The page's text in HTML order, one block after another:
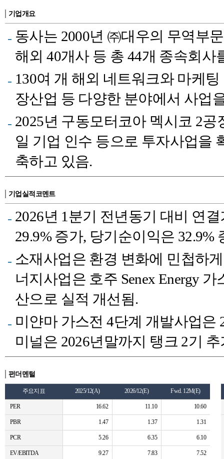
기업개요
동사는 2000년 ㈜대우의 무역부
해외 40개사 등 총 44개 종속회
130여 개 해외 네트워크와 마케
장산업 등 다양한 분야에서 사업
2025년 구동모터코아 멕시코 2
일 기업 인수 등으로 투자사업을
축하고 있음.
기업실적코멘트
2026년 1분기 전년동기 대비 연
29.9% 증가, 당기순이익은 32.9%
소재사업은 환경 변화에 민첩하
너지사업은 호주 Senex Energy
산으로 실적 개선됨.
미얀마 가스전 4단계 개발사업은
미널은 2026년말까지 탱크 2기
펀더멘털
주요지표 2025/12(A) 2026/12(E) Fwd. 12M(E)
PER 16.62 11.10 10.60
PBR 1.47 1.37 1.31
PCR 5.26 6.35 6.10
EV/EBITDA 9.27 7.83 7.52